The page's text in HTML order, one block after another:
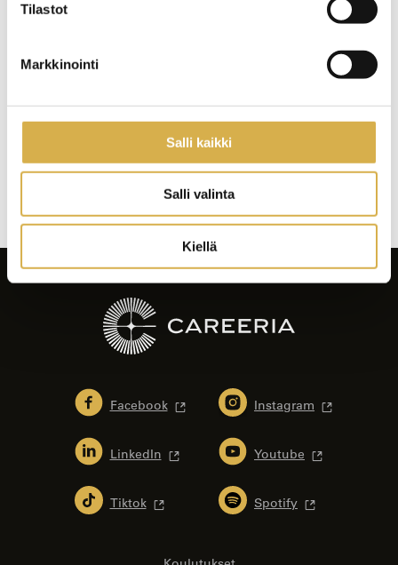
Tilastot
Markkinointi
Salli kaikki
Salli valinta
Kiellä
ohjaajana ja asiantuntijana
Artikkelien
Facebook Instagram
LinkedIn Youtube
Tiktok Spotify